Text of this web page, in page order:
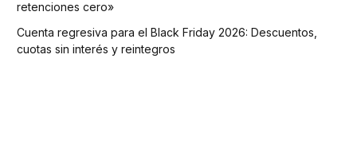
retenciones cero»
Cuenta regresiva para el Black Friday 2026: Descuentos,
cuotas sin interés y reintegros